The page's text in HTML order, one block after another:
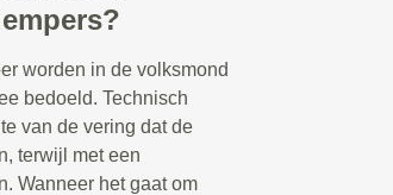
worden in de volksmond
bedoeld. Technisch
van de vering dat de
terwijl met een
Wanneer het gaat om